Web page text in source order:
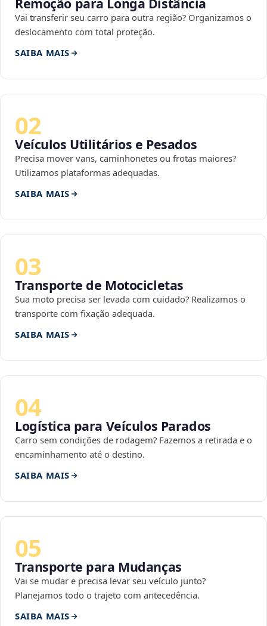
Vai transferir seu carro para outra região? Organizamos o
deslocamento com total proteção.
SAIBA MAIS
02
Veículos Utilitários e Pesados
Precisa mover vans, caminhonetes ou frotas maiores?
Utilizamos plataformas adequadas.
SAIBA MAIS
03
Transporte de Motocicletas
Sua moto precisa ser levada com cuidado? Realizamos o
transporte com fixação adequada.
SAIBA MAIS
04
Logística para Veículos Parados
Carro sem condições de rodagem? Fazemos a retirada e o
encaminhamento até o destino.
SAIBA MAIS
05
Transporte para Mudanças
Vai se mudar e precisa levar seu veículo junto?
Planejamos todo o trajeto com antecedência.
SAIBA MAIS